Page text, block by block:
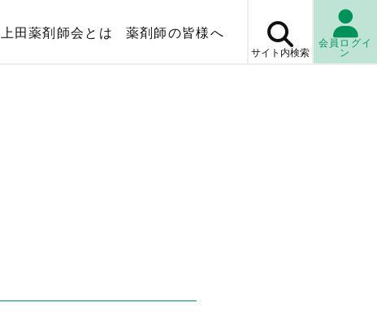
上田薬剤師会とは 薬剤師の皆様へ
サイト内検索
会員ログイ
ン